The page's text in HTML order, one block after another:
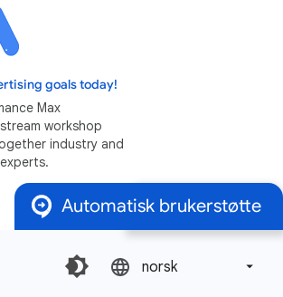
goals today!
Max
workshop
industry and
norsk‎
Automatisk brukerstøtte